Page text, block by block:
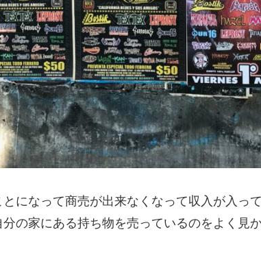
になって商売が出来なくなって収入が入っ
分の家にある持ち物を売っているのをよく見